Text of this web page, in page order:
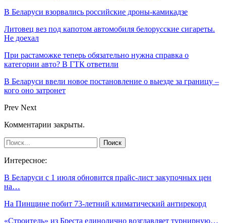
В Беларуси взорвались российские дроны-камикадзе
Литовец вез под капотом автомобиля белорусские сигареты.
Не доехал
При растаможке теперь обязательно нужна справка о
категории авто? В ГТК ответили
В Беларуси ввели новое постановление о выезде за границу –
кого оно затронет
Prev Next
Комментарии закрыты.
Интересное:
В Беларуси с 1 июля обновится прайс-лист закупочных цен
на…
На Пинщине побит 73-летний климатический антирекорд
«Строитель» из Бреста единолично возглавляет турнирную…